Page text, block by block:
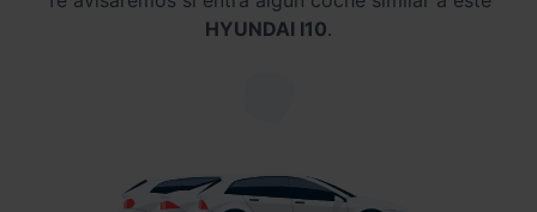
HYUNDAI I10.